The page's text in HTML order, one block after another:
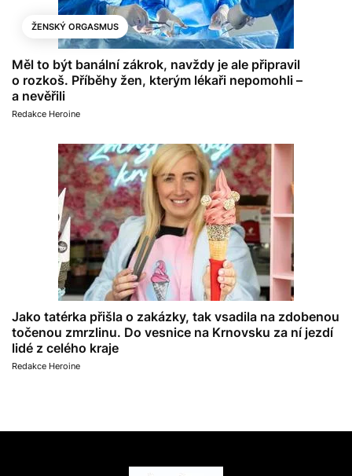
ŽENSKÝ ORGASMUS
Měl to být banální zákrok, navždy je ale připravil
o rozkoš. Příběhy žen, kterým lékaři nepomohli –
a nevěřili
Redakce Heroine
Jako tatérka přišla o zakázky, tak vsadila na zdobenou
točenou zmrzlinu. Do vesnice na Krnovsku za ní jezdí
lidé z celého kraje
Redakce Heroine